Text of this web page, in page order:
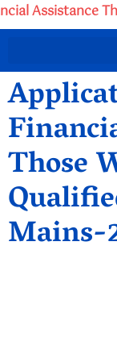
Assistance
Those
Mains-